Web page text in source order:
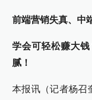
前端营销失真、中
学会可轻松赚大
腻！
本报讯（记者杨召